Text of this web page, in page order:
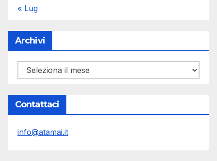
« Lug
Archivi
Archivi
Contattaci
info@atamai.it